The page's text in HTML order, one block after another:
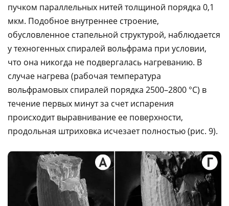
пучком параллельных нитей толщиной порядка 0,1
мкм. Подобное внутреннее строение,
обусловленное стапельной структурой, наблюдается
у техногенных спиралей вольфрама при условии,
что она никогда не подвергалась нагреванию. В
случае нагрева (рабочая температура
вольфрамовых спиралей порядка 2500–2800 °С) в
течение первых минут за счет испарения
происходит выравнивание ее поверхности,
продольная штриховка исчезает полностью (рис. 9).